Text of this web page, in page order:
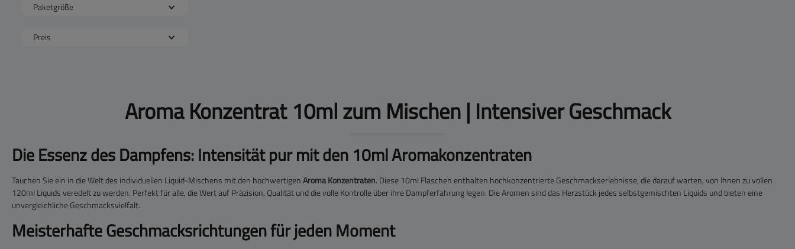
Paketgröße
Preis
Aroma Konzentrat 10ml zum Mischen | Intensiver Geschmack
Die Essenz des Dampfens: Intensität pur mit den 10ml Aromakonzentraten
Tauchen Sie ein in die Welt des individuellen Liquid-Mischens mit den hochwertigenAroma Konzentraten. Diese 10ml Flaschen enthalten hochkonzentrierte Geschmackserlebnisse, die darauf warten, von Ihnen zu vollen
120ml Liquids veredelt zu werden. Perfekt für alle, die Wert auf Präzision, Qualität und die volle Kontrolle über ihre Dampferfahrung legen. Die Aromen sind das Herzstück jedes selbstgemischten Liquids und bieten eine
unvergleichliche Geschmacksvielfalt.
Meisterhafte Geschmacksrichtungen für jeden Moment